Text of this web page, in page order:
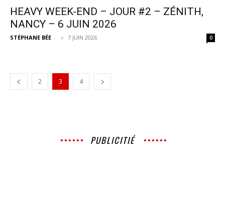
HEAVY WEEK-END – JOUR #2 – ZÉNITH,
NANCY – 6 JUIN 2026
STÉPHANE BÉE - 7 JUIN 2026 0
2 3 4
PUBLICITIÉ